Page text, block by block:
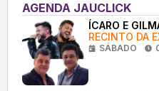
AGENDA JAUCLICK
ÍCARO E
RECINTO DA
SÁBADO